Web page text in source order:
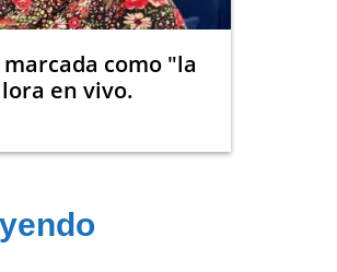
como "la
en vivo.